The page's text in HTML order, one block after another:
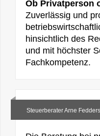
Ob Privatperson
Zuverlässig und
hinsichtlich des
und mit höchster
Fachkompetenz.
Steuerberater Arne